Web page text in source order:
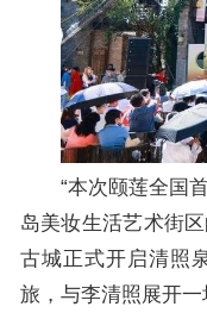
“本次颐莲全国
岛美妆生活艺术街
古城正式开启清照
旅，与李清照展开